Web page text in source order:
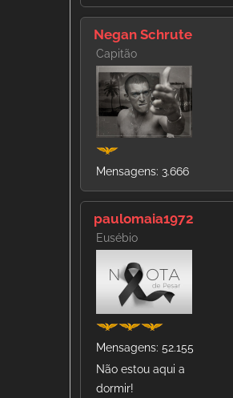
Negan Schrute
Capitão
Mensagens: 3.666
paulomaia1972
Eusébio
Mensagens: 52.155
Não estou aqui a
dormir!